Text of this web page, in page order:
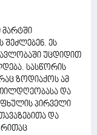
მარტში
შეძლებენ. ეს
უცდიდით
სასწორის
რაც ზოდიაქოს ამ
და
პირველი
და
რითაც